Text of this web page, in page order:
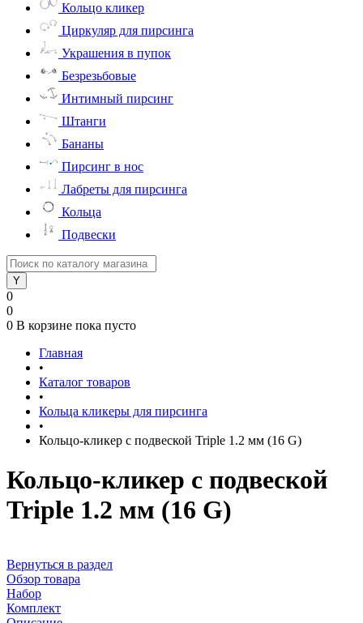
Кольцо кликер
Циркуляр для пирсинга
Украшения в пупок
Безрезьбовые
Интимный пирсинг
Штанги
Бананы
Пирсинг в нос
Лабреты для пирсинга
Кольца
Подвески
0
0
0 В корзине пока пусто
Главная
•
Каталог товаров
•
Кольца кликеры для пирсинга
•
Кольцо-кликер с подвеской Triple 1.2 мм (16 G)
Кольцо-кликер с подвеской
Triple 1.2 мм (16 G)
Вернуться в раздел
Обзор товара
Набор
Комплект